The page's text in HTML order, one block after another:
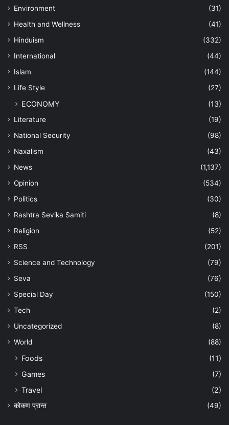
Environment
(31)
Health and Wellness
(41)
Hinduism
(332)
International
(44)
Islam
(144)
Life Style
(27)
ECONOMY (13)
Literature
(19)
National Security
(98)
Naxalism
(43)
News
(1,137)
Opinion
(534)
Politics
(30)
Rashtra Sevika Samiti
(8)
Religion
(52)
RSS
(201)
Science and Technology
(79)
Seva
(76)
Special Day
(150)
Tech
(2)
Uncategorized
(8)
World
(88)
Foods
(11)
Games
(7)
Travel
(2)
कोकण प्रान्त (49)